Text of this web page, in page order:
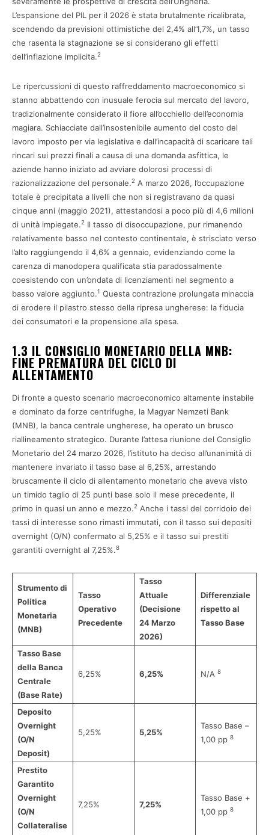
L’espansione del PIL per il 2026 è stata brutalmente ricalibrata,
scendendo da previsioni ottimistiche del 2,4% all’1,7%, un tasso
che rasenta la stagnazione se si considerano gli effetti
dell’inflazione implicita.2
Le ripercussioni di questo raffreddamento macroeconomico si
stanno abbattendo con inusuale ferocia sul mercato del lavoro,
tradizionalmente considerato il fiore all’occhiello dell’economia
magiara. Schiacciate dall’insostenibile aumento del costo del
lavoro imposto per via legislativa e dall’incapacità di scaricare tali
rincari sui prezzi finali a causa di una domanda asfittica, le
aziende hanno iniziato ad avviare dolorosi processi di
razionalizzazione del personale.2 A marzo 2026, l’occupazione
totale è precipitata a livelli che non si registravano da quasi
cinque anni (maggio 2021), attestandosi a poco più di 4,6 milioni
di unità impiegate.2 Il tasso di disoccupazione, pur rimanendo
relativamente basso nel contesto continentale, è strisciato verso
l’alto raggiungendo il 4,6% a gennaio, evidenziando come la
carenza di manodopera qualificata stia paradossalmente
coesistendo con un’ondata di licenziamenti nel segmento a
basso valore aggiunto.1 Questa contrazione prolungata minaccia
di erodere il pilastro stesso della ripresa ungherese: la fiducia
dei consumatori e la propensione alla spesa.
1.3 IL CONSIGLIO MONETARIO DELLA MNB:
FINE PREMATURA DEL CICLO DI
ALLENTAMENTO
Di fronte a questo scenario macroeconomico altamente instabile
e dominato da forze centrifughe, la Magyar Nemzeti Bank
(MNB), la banca centrale ungherese, ha operato un brusco
riallineamento strategico. Durante l’attesa riunione del Consiglio
Monetario del 24 marzo 2026, l’istituto ha deciso all’unanimità di
mantenere invariato il tasso base al 6,25%, arrestando
bruscamente il ciclo di allentamento monetario che aveva visto
un timido taglio di 25 punti base solo il mese precedente, il
primo in quasi un anno e mezzo.2 Anche i tassi del corridoio dei
tassi di interesse sono rimasti immutati, con il tasso sui depositi
overnight (O/N) confermato al 5,25% e il tasso sui prestiti
garantiti overnight al 7,25%.8
Strumento di
Politica
Monetaria
(MNB)
Tasso
Operativo
Precedente
Tasso
Attuale
(Decisione
24 Marzo
2026)
Differenziale
rispetto al
Tasso Base
Tasso Base
della Banca
Centrale
(Base Rate)
6,25% 6,25% N/A 8
Deposito
Overnight
(O/N
Deposit)
5,25% 5,25%
Tasso Base –
1,00 pp 8
Prestito
Garantito
Overnight
(O/N
Collateralise
7,25% 7,25%
Tasso Base +
1,00 pp 8